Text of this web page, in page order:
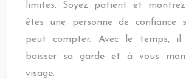
limites. Soyez patient et
êtes une personne de confiance
peut compter. Avec le temps, il
baisser sa garde et à vous
visage.